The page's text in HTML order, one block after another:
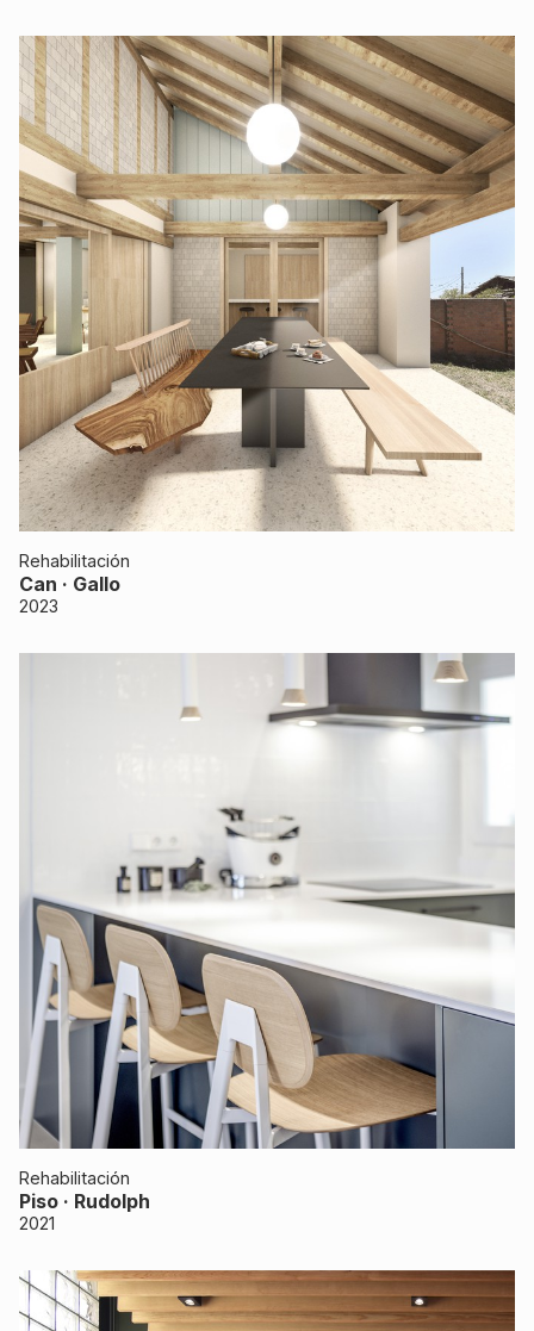
Rehabilitación
Can · Gallo
2023
Rehabilitación
Piso · Rudolph
2021